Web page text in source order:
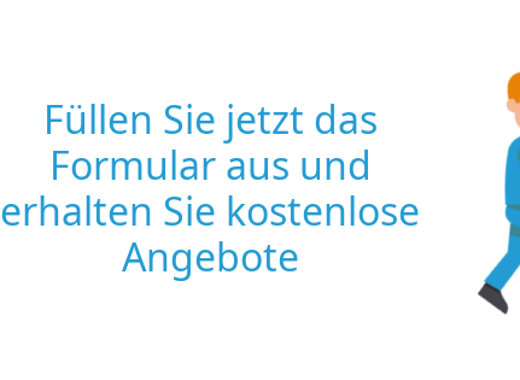
Füllen Sie jetzt das
Formular aus und
erhalten Sie kostenlose
Angebote